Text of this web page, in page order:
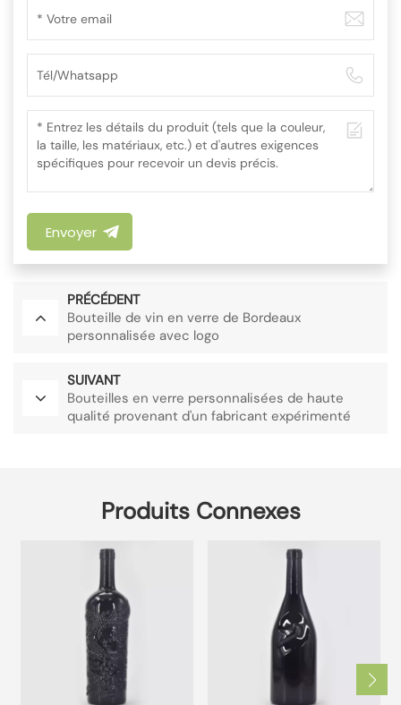
Envoyer
PRÉCÉDENT
Bouteille de vin en verre de Bordeaux
personnalisée avec logo
SUIVANT
Bouteilles en verre personnalisées de haute
qualité provenant d'un fabricant expérimenté
Produits Connexes